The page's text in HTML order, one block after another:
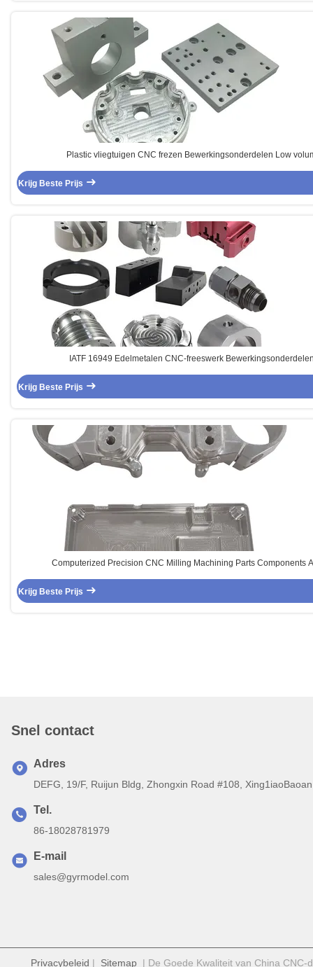
Plastic vliegtuigen CNC frezen Bewerkingsonderdelen Low
Krijg Beste Prijs
IATF 16949 Edelmetalen CNC-freeswerk
Krijg Beste Prijs
Computerized Precision CNC Milling Machining Parts Components
Krijg Beste Prijs
Snel contact
Adres
DEFG, 19/F, Ruijun Bldg, Zhongxin Road #108,
Tel.
86-18028781979
E-mail
sales@gyrmodel.com
Privacybeleid | Sitemap | De Goede Kwaliteit van China